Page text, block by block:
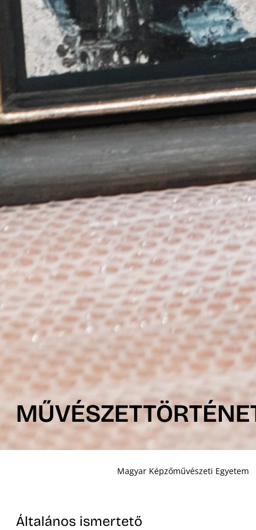
Magyar Képzőművészeti Egyetem
Általános ismertető